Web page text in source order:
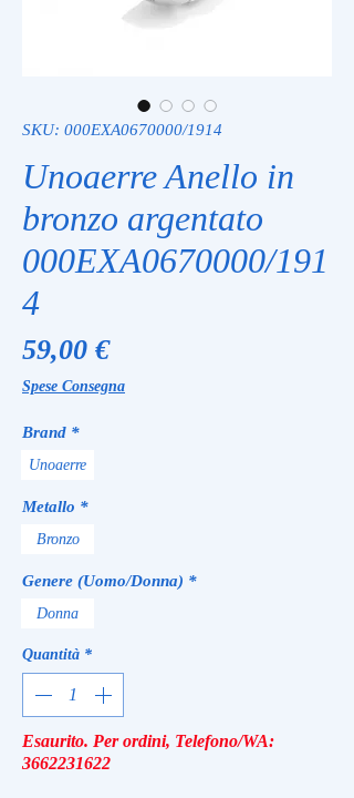
SKU: 000EXA0670000/1914
Unoaerre Anello in
bronzo argentato
000EXA0670000/191
4
59,00 €Prezzo
Spese Consegna
Brand *
Unoaerre
Metallo *
Bronzo
Genere (Uomo/Donna) *
Donna
Quantità *
Esaurito. Per ordini, Telefono/WA:
3662231622